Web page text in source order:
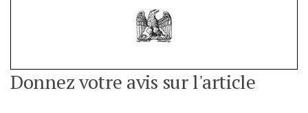
Donnez votre avis sur l'article